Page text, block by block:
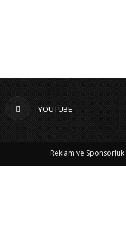
YOUTUBE
Reklam ve Sponsorluk